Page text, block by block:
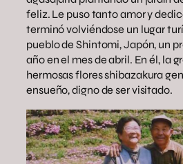
feliz. Le puso tanto amor y
terminó volviéndose un lugar
pueblo de Shintomi, Japón, un
año en el mes de abril. En él, la
hermosas flores shibazakura
ensueño, digno de ser visitado.